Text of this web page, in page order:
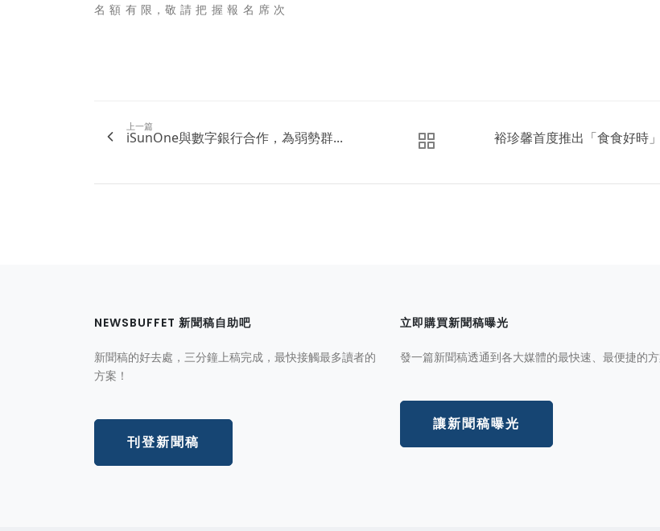
名 額 有 限，敬 請 把 握 報 名 席 次
上一篇
iSunOne與數字銀行合作，為弱勢群...
裕珍馨首度推出「食食好時
NEWSBUFFET 新聞稿自助吧
新聞稿的好去處，三分鐘上稿完成，最快接觸最多讀者的
方案！
刊登新聞稿
立即購買新聞稿曝光
發一篇新聞稿透通到各大媒體的最快速、最便捷的方
讓新聞稿曝光